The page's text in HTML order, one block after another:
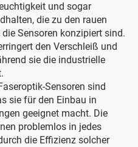
und sogar
die zu den rauen
Sensoren konzipiert sind.
den Verschleiß und
sie die industrielle
Sensoren sind
sie für den Einbau in
geeignet macht. Die
problemlos in jedes
die Effizienz solcher